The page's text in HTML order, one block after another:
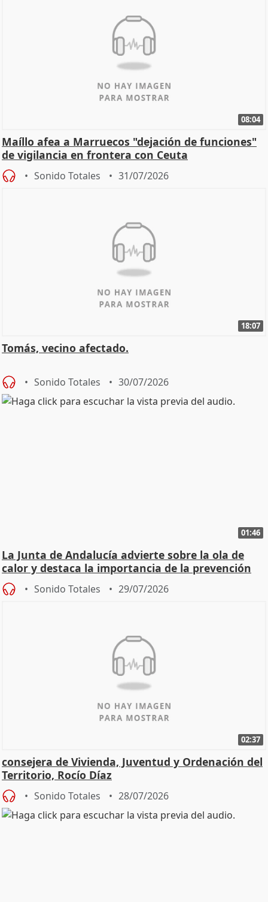
08:04
Maíllo afea a Marruecos "dejación de funciones"
de vigilancia en frontera con Ceuta
Sonido Totales 31/07/2026
18:07
Tomás, vecino afectado.
Sonido Totales 30/07/2026
01:46
La Junta de Andalucía advierte sobre la ola de
calor y destaca la importancia de la prevención
Sonido Totales 29/07/2026
02:37
consejera de Vivienda, Juventud y Ordenación del
Territorio, Rocío Díaz
Sonido Totales 28/07/2026